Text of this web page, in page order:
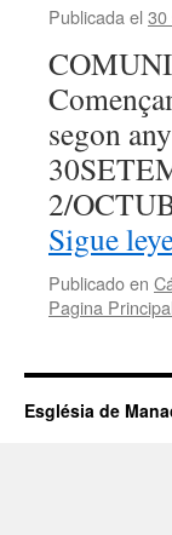
Publicada el 30
segon
2/
Sigue
Publicado en
Pagina Principal
Església de